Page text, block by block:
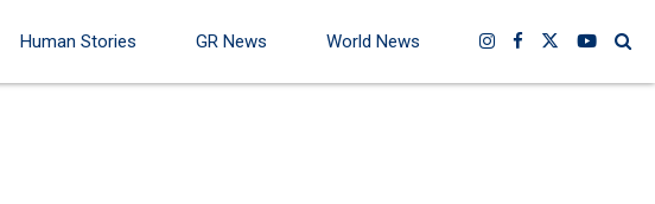
Human Stories GR News World News